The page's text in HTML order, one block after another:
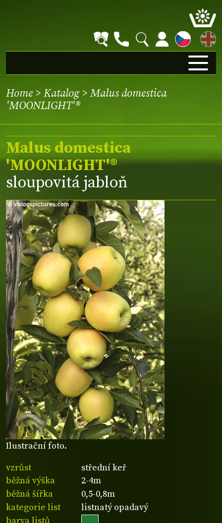
EN
Home > Katalog> Malus domestica
'MOONLIGHT'®
Ilustrační foto.
Malus domestica
'MOONLIGHT'®
sloupovitá jabloň
vzrůst
střední keř
běžná výška
2-4m
běžná šířka
0,5-0,8m
kategorie list
listnatý opadavý
barva listů